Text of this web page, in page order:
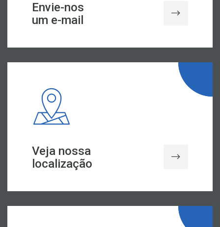
Envie-nos
um e-mail
Veja nossa
localização